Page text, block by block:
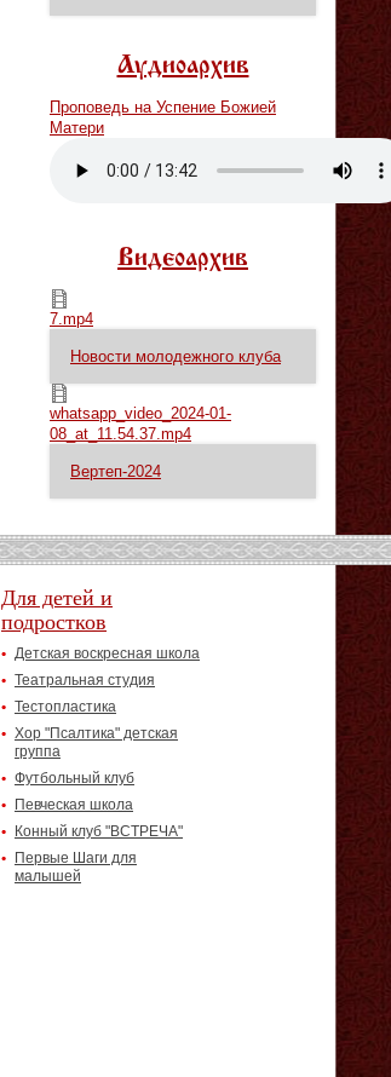
Аудиоархив
Проповедь на Успение Божией
Матери
Видеоархив
7.mp4
7.mp4
Новости молодежного клуба
whatsapp_video_2024-01-08_at_11.54.37.mp4
whatsapp_video_2024-01-
08_at_11.54.37.mp4
Вертеп-2024
Для детей и
подростков
Детская воскресная школа
Театральная студия
Тестопластика
Хор "Псалтика" детская
группа
Футбольный клуб
Певческая школа
Конный клуб "ВСТРЕЧА"
Первые Шаги для
малышей